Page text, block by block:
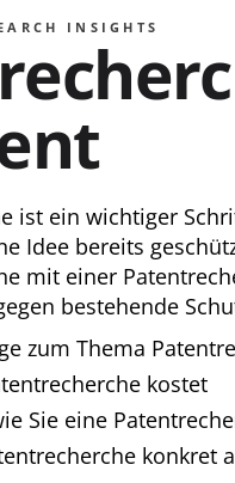
INSIGHTS
ist ein wichtiger
Idee bereits
mit einer
bestehende
zum Thema
kostet
Sie eine
konkret